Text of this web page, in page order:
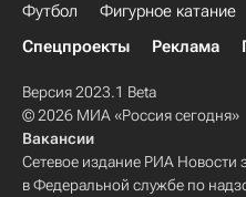
Футбол Фигурное катание
Спецпроекты
Реклама
Версия 2023.1 Beta
© 2026 МИА «Россия сегодня»
Вакансии
Сетевое издание РИА Новости
в Федеральной службе по